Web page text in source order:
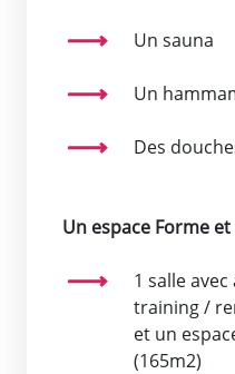
Un sauna
Un
Des
Un espace Forme
1 salle
training /
et un
(165m2)